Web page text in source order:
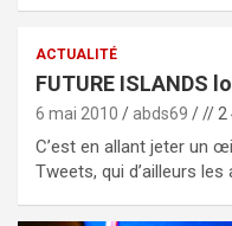
ACTUALITÉ
FUTURE ISLANDS
6 mai 2010 abds69 // 2
C’est en allant jeter un
Tweets, qui d’ailleurs les